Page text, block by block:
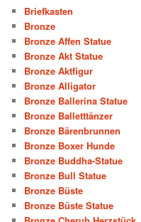
Briefkasten
Bronze
Bronze Affen Statue
Bronze Akt Statue
Bronze Aktfigur
Bronze Alligator
Bronze Ballerina Statue
Bronze Balletttänzer
Bronze Bärenbrunnen
Bronze Boxer Hunde
Bronze Buddha-Statue
Bronze Bull Statue
Bronze Büste
Bronze Büste Statue